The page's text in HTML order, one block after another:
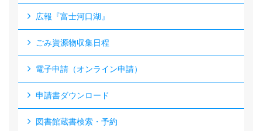
広報『富士河口湖』
ごみ資源物収集日程
電子申請（オンライン申請）
申請書ダウンロード
図書館蔵書検索・予約